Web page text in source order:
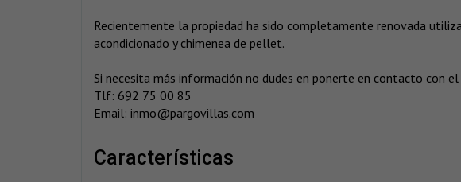
Recientemente la propiedad ha sido completamente renovada
acondicionado y chimenea de pellet.
Si necesita más información no dudes en ponerte en contacto con
Tlf: 692 75 00 85
Email: inmo@pargovillas.com
características